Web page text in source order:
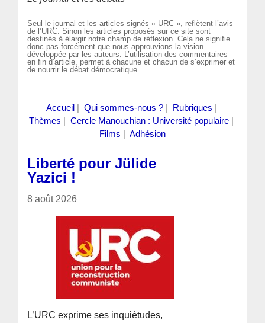
Seul le journal et les articles signés « URC », reflètent l’avis
de l’URC. Sinon les articles proposés sur ce site sont
destinés à élargir notre champ de réflexion. Cela ne signifie
donc pas forcément que nous approuvions la vision
développée par les auteurs. L’utilisation des commentaires
en fin d’article, permet à chacune et chacun de s’exprimer et
de nourrir le débat démocratique.
Accueil Qui sommes-nous ?| Rubriques
Thèmes
Cercle Manouchian : Université populaire
Films
Adhésion
Liberté pour Jülide
Yazici !
8 août 2026
L’URC exprime ses inquiétudes,